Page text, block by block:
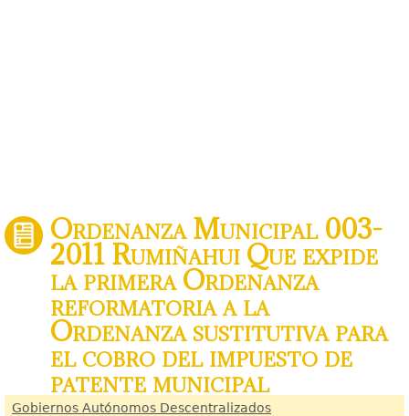
Ordenanza Municipal 003-
2011 Rumiñahui Que expide
la primera Ordenanza
reformatoria a la
Ordenanza sustitutiva para
el cobro del impuesto de
patente municipal
Gobiernos Autónomos Descentralizados